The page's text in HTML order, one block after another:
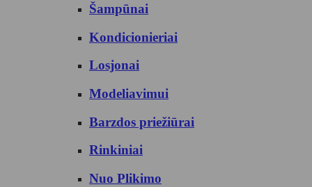
Šampūnai
Kondicionieriai
Losjonai
Modeliavimui
Barzdos priežiūrai
Rinkiniai
Nuo Plikimo